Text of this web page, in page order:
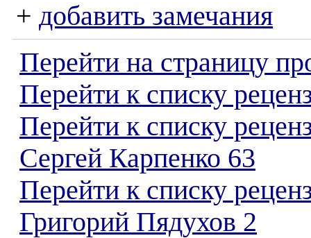
+ добавить замечания
Перейти на страницу
Перейти к списку
Перейти к списку
Сергей Карпенко 63
Перейти к списку
Григорий Пядухов 2